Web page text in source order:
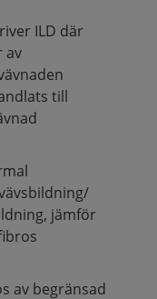
ILD där
av
till
jämför
av begränsad